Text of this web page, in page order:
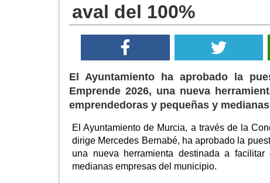
aval del 100%
El Ayuntamiento ha aprobado la
Emprende 2026, una nueva
emprendedoras y pequeñas y
El Ayuntamiento de Murcia, a través de la
dirige Mercedes Bernabé, ha aprobado la
una nueva herramienta destinada a
medianas empresas del municipio.